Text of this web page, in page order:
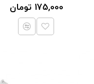
175,000 تومان